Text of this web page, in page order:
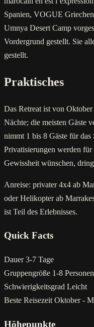
Spanien, VOGUE
Umnya Desert Camp
Vordergrund gestellt. Sie
gestellt.
Praktisches
Das Retreat ist von
Nächte; die meisten Gäste
nimmt 1 bis 8 Gäste für
Privatisierungen werden für
Gewissheit wünschen,
Anreise: privater 4x4 ab
oder Helikopter ab
ist Teil des Erlebnisses.
Quick Facts
Dauer 3-7 Tage
Gruppengröße 1-8 Personen
Schwierigkeitsgrad Leicht
Beste Reisezeit Oktober -
Höhepunkte